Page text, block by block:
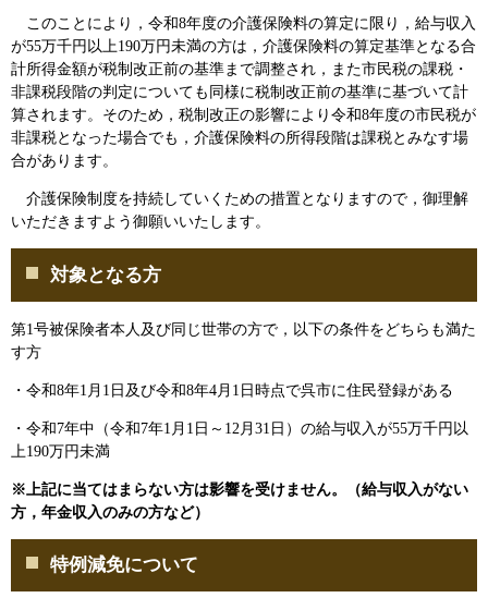
このことにより，令和8年度の介護保険料の算定に限り，給与収入
が55万千円以上190万円未満の方は，介護保険料の算定基準となる合
計所得金額が税制改正前の基準まで調整され，また市民税の課税・
非課税段階の判定についても同様に税制改正前の基準に基づいて計
算されます。そのため，税制改正の影響により令和8年度の市民税が
非課税となった場合でも，介護保険料の所得段階は課税とみなす場
合があります。
介護保険制度を持続していくための措置となりますので，御理解
いただきますよう御願いいたします。
対象となる方
第1号被保険者本人及び同じ世帯の方で，以下の条件をどちらも満た
す方
・令和8年1月1日及び令和8年4月1日時点で呉市に住民登録がある
・令和7年中（令和7年1月1日～12月31日）の給与収入が55万千円以
上190万円未満
※上記に当てはまらない方は影響を受けません。（給与収入がない
方，年金収入のみの方など）
特例減免について